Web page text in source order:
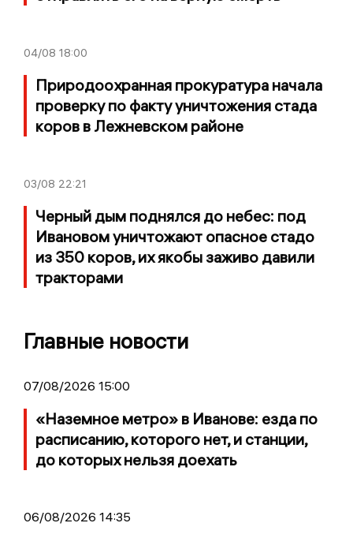
04/08 18:00
Природоохранная прокуратура начала
проверку по факту уничтожения стада
коров в Лежневском районе
03/08 22:21
Черный дым поднялся до небес: под
Ивановом уничтожают опасное стадо
из 350 коров, их якобы заживо давили
тракторами
Главные новости
07/08/2026 15:00
«Наземное метро» в Иванове: езда по
расписанию, которого нет, и станции,
до которых нельзя доехать
06/08/2026 14:35